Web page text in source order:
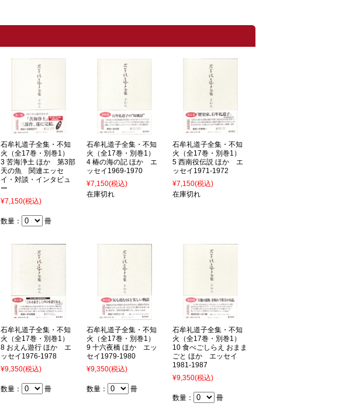
石牟礼道子全集・不知
火（全17巻・別巻1）
3 苦海浄土 ほか 第3部
天の魚 関連エッセ
イ・対談・インタビュ
ー
¥7,150(税込)
数量： 冊
石牟礼道子全集・不知
火（全17巻・別巻1）
4 椿の海の記 ほか エ
ッセイ1969-1970
¥7,150(税込)
在庫切れ
石牟礼道子全集・不知
火（全17巻・別巻1）
5 西南役伝説 ほか エ
ッセイ1971-1972
¥7,150(税込)
在庫切れ
石牟礼道子全集・不知
火（全17巻・別巻1）
8 おえん遊行 ほか エ
ッセイ1976-1978
¥9,350(税込)
数量： 冊
石牟礼道子全集・不知
火（全17巻・別巻1）
9 十六夜橋 ほか エッ
セイ1979-1980
¥9,350(税込)
数量： 冊
石牟礼道子全集・不知
火（全17巻・別巻1）
10 食べごしらえ おまま
ごと ほか エッセイ
1981-1987
¥9,350(税込)
数量： 冊